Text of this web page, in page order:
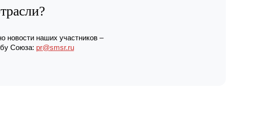
наших участников –
Союза: pr@smsr.ru